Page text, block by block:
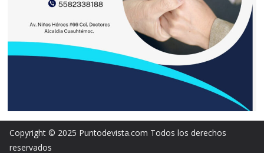
Copyright © 2025 Puntodevista.com Todos los derechos
reservados